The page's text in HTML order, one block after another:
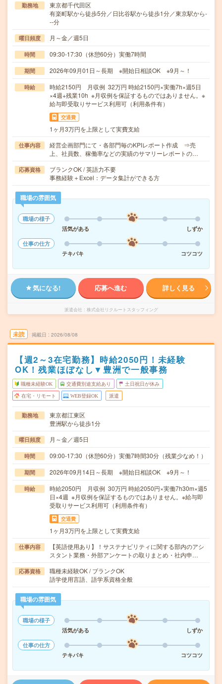
勤務地
東京都千代田区
有楽町駅から徒歩5分／日比谷駅から徒歩1分／東京駅から-
--分
曜日頻度 月～金／週5日
時間 09:30-17:30（休憩60分）実働7時間
期間 2026年09月01日～長期 ※開始日相談OK ※9月～！
時給
時給2150円 月収例 32万円 時給2150円×実働7h×週5日
×4週+残業10h ※月収例を保証するものではありません。※
給与即受取りサービス利用可（利用条件有）
交通費
1ヶ月3万円を上限として実費支給
仕事内容
経営企画部門にて・各部門毎のKPIレポート作成 ⇒売
上、社員数、稼働率などの実績のサマリーレポートの…
応募資格
ブランクOK / 英語力不要
事務経験＋Excel：データ集計ができる方
職場の雰囲気
職場の様子
活気がある
しずか
仕事の仕方
テキパキ
コツコツ
気になる! 応募へ進む 詳しく見る
派遣会社 株式会社リクルートスタッフィング
未読 掲載日 2026/08/08
【週2～3在宅勤務】時給2050円！未経験
OK！残業ほぼなし▼豊洲で一般事務
職種未経験OK 交通費別途支給あり 土日祝日が休み
在宅・リモート WEB登録OK 派遣
勤務地
東京都江東区
豊洲駅から徒歩1分
曜日頻度 月～金／週5日
時間 09:00-17:30（休憩60分）実働7時間30分（残業少なめ！）
期間 2026年09月14日～長期 ※開始日相談OK ※9月～！
時給
時給2050円 月収例 30万円 時給2050円×実働7h30m×週5
日×4週 ※月収例を保証するものではありません。※給与即
受取りサービス利用可（利用条件有）
交通費
1ヶ月3万円を上限として実費支給
仕事内容
【英語使用あり】！サステナビリティに関する部内のアシ
スタント業務・外部アンケートの取りまとめ・社内申…
応募資格
職種未経験OK / ブランクOK
語学使用言語、語学系資格全般
職場の雰囲気
職場の様子
活気がある
しずか
仕事の仕方
テキパキ
コツコツ